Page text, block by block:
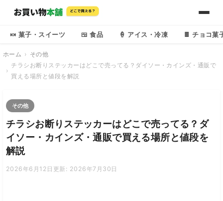
🍬 菓子・スイーツ 🍱 食品 🍦 アイス・冷凍 🍫 チョコ菓
ホーム
その他
チラシお断りステッカーはどこで売ってる？ダイソー・カインズ・通販で
買える場所と値段を解説
その他
チラシお断りステッカーはどこで売ってる？ダ
イソー・カインズ・通販で買える場所と値段を
解説
2026年6月12日 更新: 2026年7月30日